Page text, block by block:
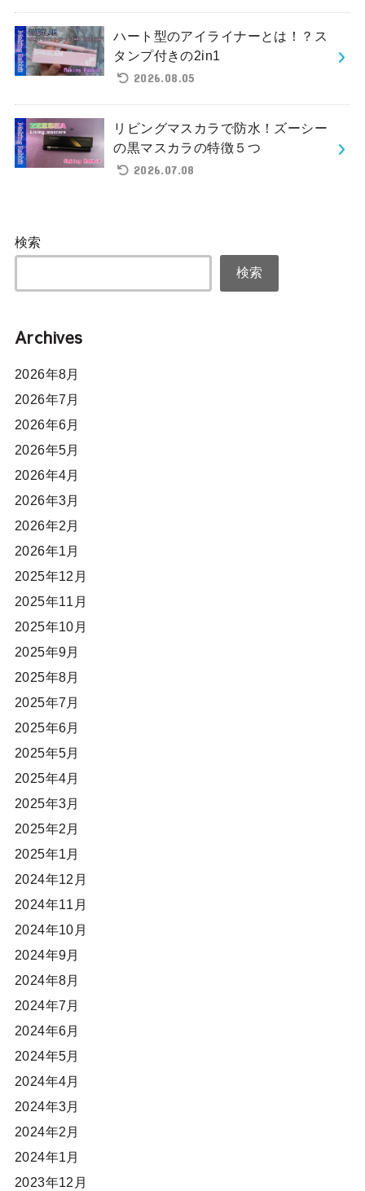
ハート型のアイライナーとは！？ス
タンプ付きの2in1
2026.08.05
リビングマスカラで防水！ズーシー
の黒マスカラの特徴５つ
2026.07.08
検索
検索
Archives
2026年8月
2026年7月
2026年6月
2026年5月
2026年4月
2026年3月
2026年2月
2026年1月
2025年12月
2025年11月
2025年10月
2025年9月
2025年8月
2025年7月
2025年6月
2025年5月
2025年4月
2025年3月
2025年2月
2025年1月
2024年12月
2024年11月
2024年10月
2024年9月
2024年8月
2024年7月
2024年6月
2024年5月
2024年4月
2024年3月
2024年2月
2024年1月
2023年12月